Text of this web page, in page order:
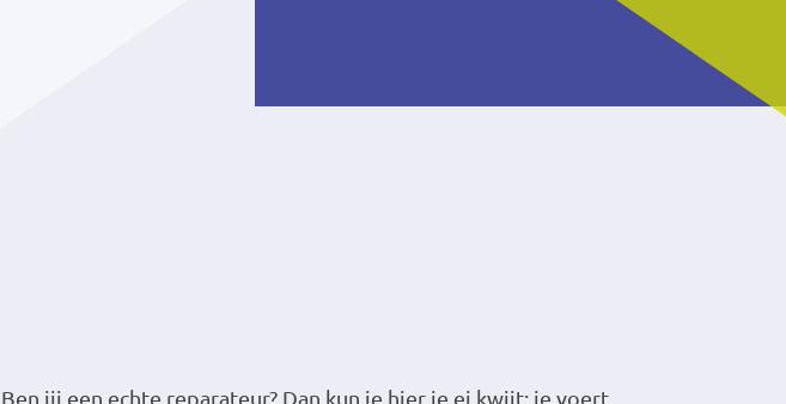
Ben jij een echte reparateur? Dan kun je hier je ei kwijt: je voert